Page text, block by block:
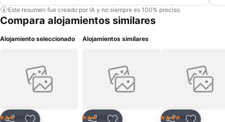
Este resumen fue creado por IA y no siempre es 100% preciso.
Compara alojamientos similares
Alojamiento seleccionado
3 Estrellas
Hotel
Alojamientos similares
3 Estrellas
Hotel 4 EstrellasHotel